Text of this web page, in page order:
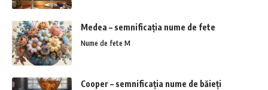
Medea – semnificația nume de fete
Nume de fete M
Cooper – semnificația nume de băieți